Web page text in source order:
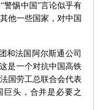
警惕中国”言论似乎有
他一些国家，对中国
和法国阿尔斯通公司
是一个对抗中国高铁
国劳工总联合会代表
巨头，合并是必要之